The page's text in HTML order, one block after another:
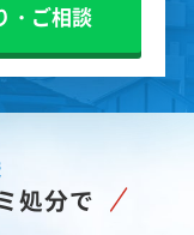
・ご相談
処分で